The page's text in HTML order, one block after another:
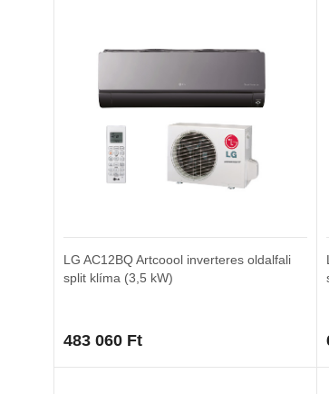
LG AC12BQ Artcoool inverteres oldalfali
split klíma (3,5 kW)
483 060 Ft